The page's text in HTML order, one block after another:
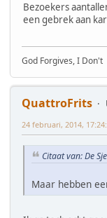
Bezoekers
een gebrek aan
God Forgives, I Don't
QuattroFrits
24 februari, 2014,
Citaat van: De
Maar hebben